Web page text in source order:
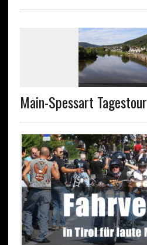
Main-Spessart Tagestour